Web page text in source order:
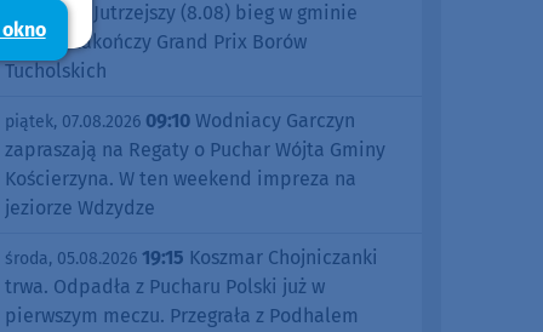
dziesiąty. Jutrzejszy (8.08) bieg w gminie
Śliwice zakończy Grand Prix Borów
Tucholskich
piątek, 07.08.2026 09:10 Wodniacy Garczyn
zapraszają na Regaty o Puchar Wójta Gminy
Kościerzyna. W ten weekend impreza na
jeziorze Wdzydze
środa, 05.08.2026 19:15 Koszmar Chojniczanki
trwa. Odpadła z Pucharu Polski już w
pierwszym meczu. Przegrała z Podhalem